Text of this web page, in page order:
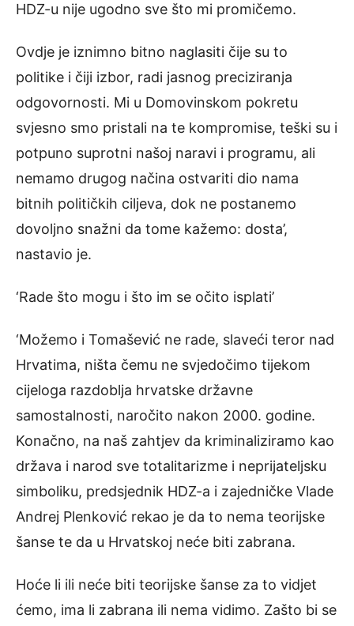
HDZ-u nije ugodno sve što mi promičemo.
Ovdje je iznimno bitno naglasiti čije su to
politike i čiji izbor, radi jasnog preciziranja
odgovornosti. Mi u Domovinskom pokretu
svjesno smo pristali na te kompromise, teški su i
potpuno suprotni našoj naravi i programu, ali
nemamo drugog načina ostvariti dio nama
bitnih političkih ciljeva, dok ne postanemo
dovoljno snažni da tome kažemo: dosta’,
nastavio je.
‘Rade što mogu i što im se očito isplati’
‘Možemo i Tomašević ne rade, slaveći teror nad
Hrvatima, ništa čemu ne svjedočimo tijekom
cijeloga razdoblja hrvatske državne
samostalnosti, naročito nakon 2000. godine.
Konačno, na naš zahtjev da kriminaliziramo kao
država i narod sve totalitarizme i neprijateljsku
simboliku, predsjednik HDZ-a i zajedničke Vlade
Andrej Plenković rekao je da to nema teorijske
šanse te da u Hrvatskoj neće biti zabrana.
Hoće li ili neće biti teorijske šanse za to vidjet
ćemo, ima li zabrana ili nema vidimo. Zašto bi se